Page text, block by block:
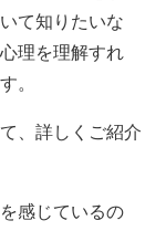
て知りたいな
理を理解すれ
。
、詳しくご紹介
感じているの